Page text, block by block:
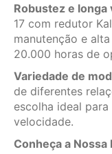
Robustez e longa
17 com redutor
manutenção e
20.000 horas de
Variedade de
de diferentes
escolha ideal
velocidade.
Conheça a